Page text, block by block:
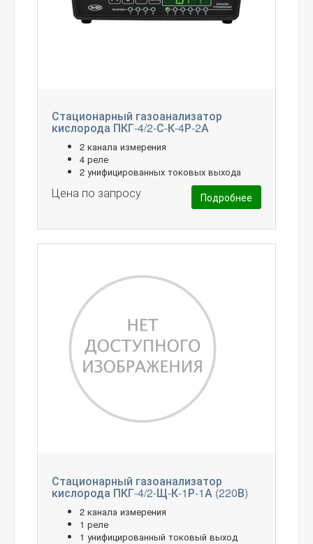
Стационарный газоанализатор
кислорода ПКГ-4/2-С-К-4Р-2А
2 канала измерения
4 реле
2 унифицированных токовых выхода
Цена по запросу Подробнее
Стационарный газоанализатор
кислорода ПКГ-4/2-Щ-К-1Р-1А (220В)
2 канала измерения
1 реле
1 унифицированный токовый выход